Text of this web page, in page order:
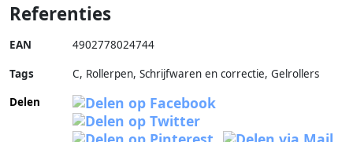
Referenties
EAN 4902778024744
Tags
C, Rollerpen, Schrijfwaren en correctie, Gelrollers
Delen